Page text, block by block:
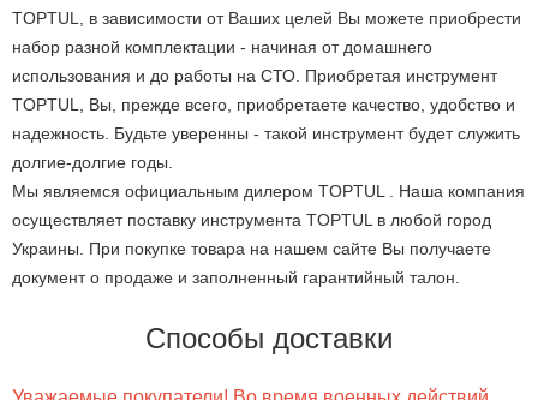
TOPTUL, в зависимости от Ваших целей Вы можете приобрести
набор разной комплектации - начиная от домашнего
использования и до работы на СТО. Приобретая инструмент
TOPTUL, Вы, прежде всего, приобретаете качество, удобство и
надежность. Будьте уверенны - такой инструмент будет служить
долгие-долгие годы.
Мы являемся официальным дилером TOPTUL . Наша компания
осуществляет поставку инструмента TOPTUL в любой город
Украины. При покупке товара на нашем сайте Вы получаете
документ о продаже и заполненный гарантийный талон.
Способы доставки